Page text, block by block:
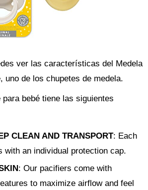
ver las características del Medela
uno de los chupetes de medela.
para bebé tiene las siguientes
CLEAN AND TRANSPORT: Each
with an individual protection cap.
: Our pacifiers come with
to maximize airflow and feel